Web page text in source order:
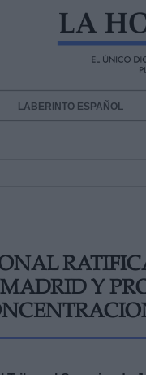
LABERINTO ESPAÑOL
Y